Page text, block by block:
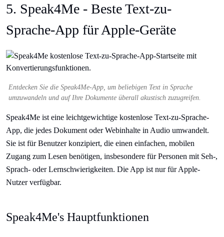
5. Speak4Me - Beste Text-zu-
Sprache-App für Apple-Geräte
Entdecken Sie die Speak4Me-App, um beliebigen Text in Sprache
umzuwandeln und auf Ihre Dokumente überall akustisch zuzugreifen.
Speak4Me ist eine leichtgewichtige kostenlose Text-zu-Sprache-
App, die jedes Dokument oder Webinhalte in Audio umwandelt.
Sie ist für Benutzer konzipiert, die einen einfachen, mobilen
Zugang zum Lesen benötigen, insbesondere für Personen mit Seh-,
Sprach- oder Lernschwierigkeiten. Die App ist nur für Apple-
Nutzer verfügbar.
Speak4Me's Hauptfunktionen